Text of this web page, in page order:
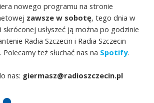
nowego programu na stronie
zawsze w sobotę, tego dnia w
skróconej usłyszeć ją można po godzinie
Radia Szczecin i Radia Szczecin
Polecamy też słuchać nas na Spotify.
nas: giermasz@radioszczecin.pl